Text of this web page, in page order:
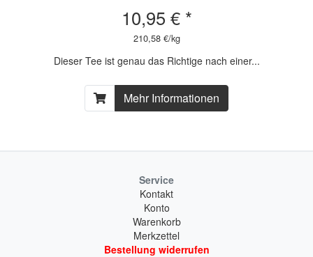
10,95 € *
210,58 €/kg
Dieser Tee ist genau das Richtige nach einer...
Mehr Informationen
Service
Kontakt
Konto
Warenkorb
Merkzettel
Bestellung widerrufen